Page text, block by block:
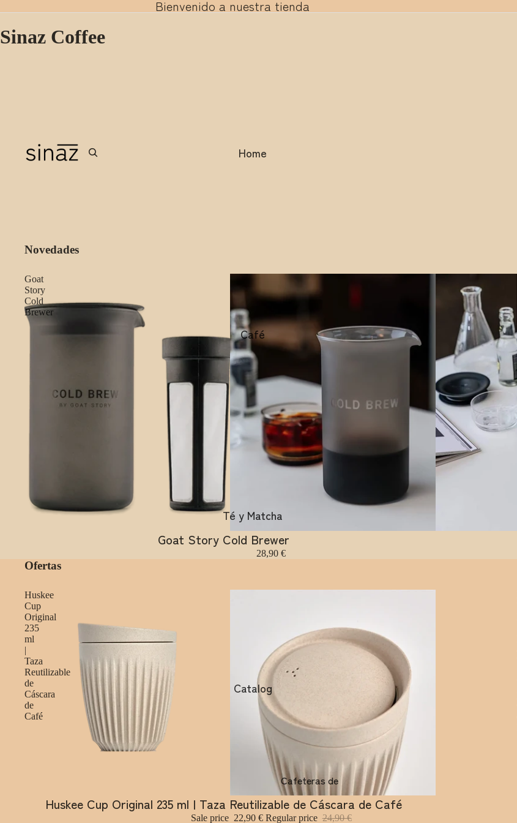
Bienvenido a nuestra tienda
Sinaz Coffee
Home
Café
Té y Matcha
Catalog
Cafeteras de
espresso
Novedades
Goat
Story
Cold
Brewer
Goat Story Cold Brewer
28,90 €
Ofertas
Huskee
Cup
Original
235
ml
|
Taza
Reutilizable
de
Cáscara
de
Café
Huskee Cup Original 235 ml | Taza Reutilizable de Cáscara de Café
Sale price 22,90 € Regular price 24,90 €